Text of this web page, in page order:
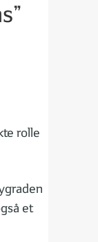
rolle
et